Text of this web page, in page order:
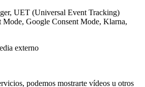
UET (Universal Event Tracking)
Mode, Google Consent Mode, Klarna,
externo
podemos mostrarte vídeos u otros